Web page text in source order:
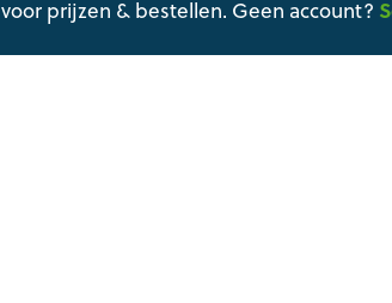
voor prijzen & bestellen. Geen account?